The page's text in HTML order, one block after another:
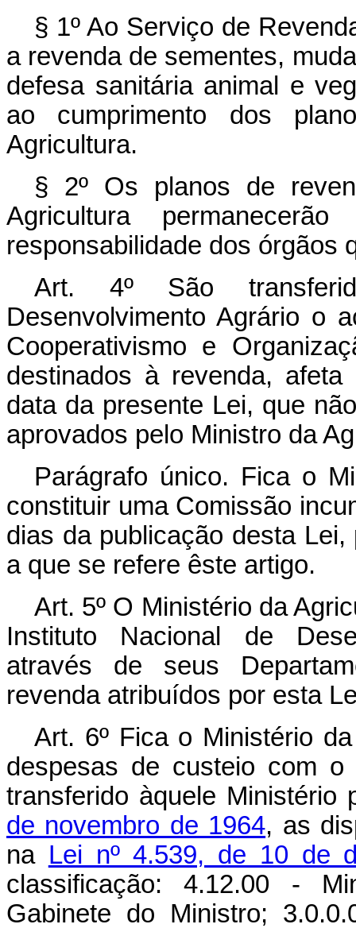
§ 1º Ao Serviço de
a revenda de sementes,
defesa sanitária animal e
ao cumprimento dos
Agricultura.
§ 2º Os planos de
Agricultura
responsabilidade dos órgãos
Art. 4º São
Desenvolvimento Agrário o
Cooperativismo e
destinados à revenda,
data da presente Lei, que
aprovados pelo Ministro da
Parágrafo único. Fica o
constituir uma Comissão
dias da publicação desta
a que se refere êste artigo.
Art. 5º O Ministério da
Instituto Nacional de
através de seus
revenda atribuídos por esta
Art. 6º Fica o Ministério
despesas de custeio com o
transferido àquele Ministério
de novembro de 1964, as
na Lei nº 4.539, de 10 de
classificação: 4.12.00 -
Gabinete do Ministro;